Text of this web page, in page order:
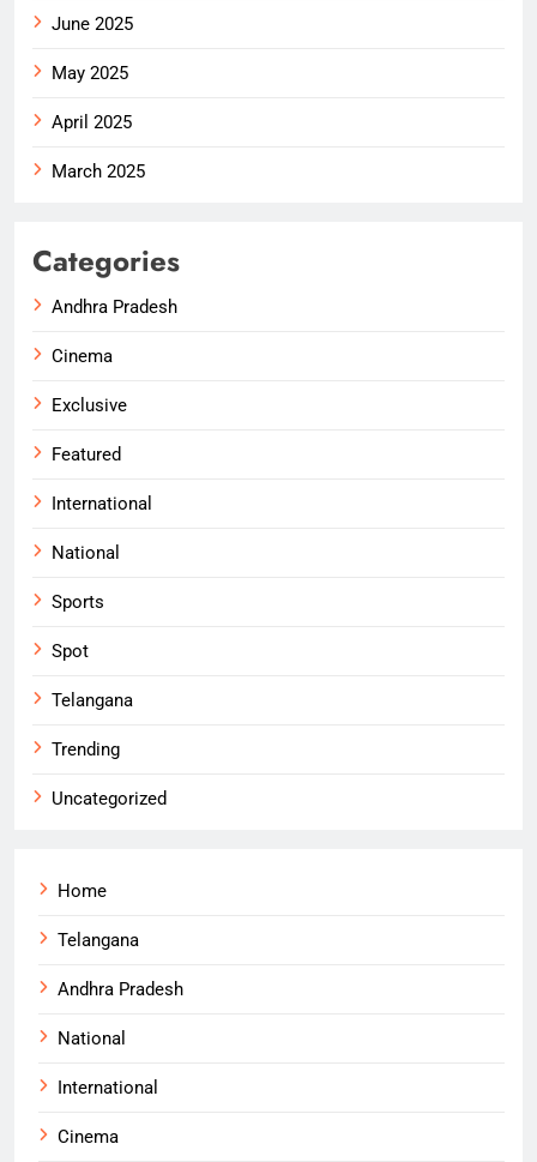
June 2025
May 2025
April 2025
March 2025
Categories
Andhra Pradesh
Cinema
Exclusive
Featured
International
National
Sports
Spot
Telangana
Trending
Uncategorized
Home
Telangana
Andhra Pradesh
National
International
Cinema